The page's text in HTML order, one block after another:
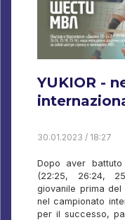
YUKIOR -
30.01.2023 / 18:27
Dopo aver battuto
(22:25, 26:24,
giovanile prima
nel campionato
per il successo,